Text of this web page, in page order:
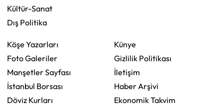
Kültür-Sanat
Dış Politika
Köşe Yazarları
Foto Galeriler
Manşetler Sayfası
İstanbul Borsası
Döviz Kurları
Künye
Gizlilik Politikası
İletişim
Haber Arşivi
Ekonomik Takvim